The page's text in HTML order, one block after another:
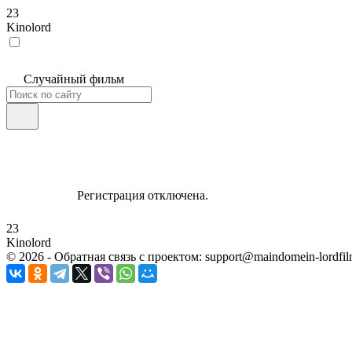
23
Kinolord
Случайный фильм
Регистрация отключена.
23
Kinolord
© 2026 - Обратная связь с проектом: support@maindomein-